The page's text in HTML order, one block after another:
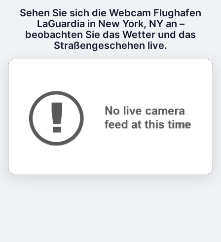
Sehen Sie sich die Webcam Flughafen
LaGuardia in New York, NY an –
beobachten Sie das Wetter und das
Straßengeschehen live.